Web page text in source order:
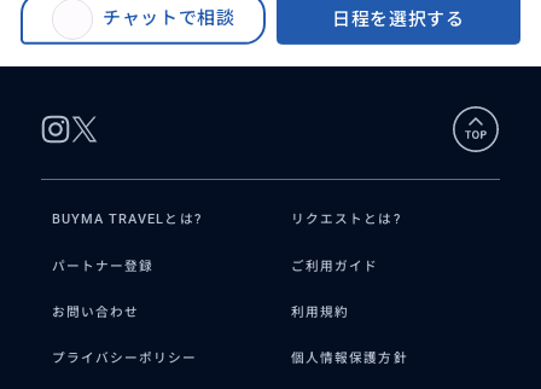
チャットで相談 日程を選択する
カオハガン島 何もなくて豊かな島 宿泊ツアー（カオハガン島内日本語アシス
トあり）
BUYMA TRAVELとは? リクエストとは?
パートナー登録 ご利用ガイド
お問い合わせ 利用規約
プライバシーポリシー 個人情報保護方針